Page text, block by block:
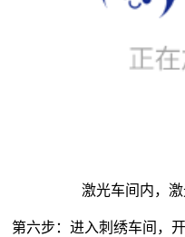
激光车间内，
第六步：进入刺绣车间，